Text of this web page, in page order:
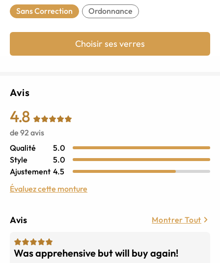
Sans Correction
Ordonnance
Choisir ses verres
Avis
4.8
de 92 avis
Qualité
5.0
Style
5.0
Ajustement 4.5
Évaluez cette monture
Avis Montrer Tout
Was apprehensive but will buy again!